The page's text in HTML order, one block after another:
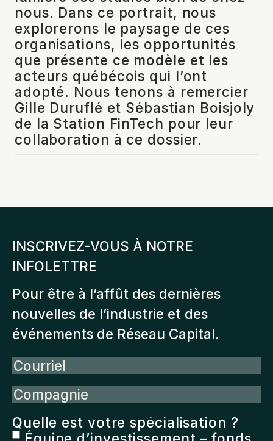
nous. Dans ce portrait, nous
explorerons le paysage de ces
organisations, les opportunités
que présente ce modèle et les
acteurs québécois qui l’ont
adopté. Nous tenons à remercier
Gille Duruflé et Sébastian Boisjoly
de la Station FinTech pour leur
collaboration à ce dossier.
INSCRIVEZ-VOUS À NOTRE
INFOLETTRE
Pour être à l’affût des dernières
nouvelles de l’industrie et des
événements de Réseau Capital.
Courriel
Compagnie
Quelle est votre spécialisation ?